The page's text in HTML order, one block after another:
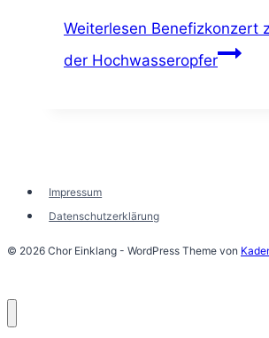
Weiterlesen Benefizkonzert
der Hochwasseropfer
Impressum
Datenschutzerklärung
© 2026 Chor Einklang - WordPress Theme von